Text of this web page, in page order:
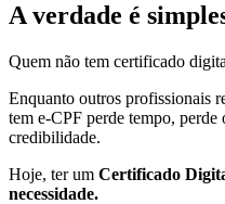
A verdade é
Quem não tem certificado
Enquanto outros profissionais
tem e-CPF perde tempo, perde
credibilidade.
Hoje, ter um Certificado
necessidade.